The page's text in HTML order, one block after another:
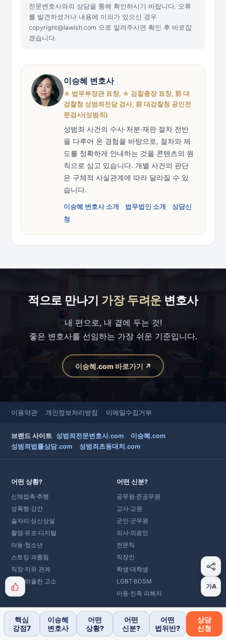
전문변호사와의 상담을 통해 확인하시기 바랍니다. 오류
를 발견하셨거나 내용에 이의가 있으신 경우
copyright@lawlsh.com 으로 알려주시면 확인 후 바로잡
겠습니다.
이승혜 변호사
☆ 법무부장관 표창, ☆ 검찰총장 표창, 前 대
검찰청 성범죄전담 검사, 前 대검찰청 공인전
문검사(성범죄)
성범죄 사건의 수사·처분·재판 절차 전반
을 다루어 온 경험을 바탕으로, 절차와 제
도를 정확하게 안내하는 것을 콘텐츠의 원
칙으로 삼고 있습니다. 개별 사건의 판단
은 구체적 사실관계에 따라 달라질 수 있
습니다.
이승혜 변호사 소개 법무법인 소개
상담신
청
적으로 만나기 가장 두려운변호사
내 편으로, 내 곁에 두는 것!
좋은 변호사를 선임하는 가장 쉬운 기준입니다.
이승혜.com 바로가기 ↗
이용약관 개인정보처리방침 이메일수집거부
브랜드 사이트 성범죄전문변호사.com
이승혜.com
성범죄법률상담.com
성범죄초동대처.com
어떤 상황?
신체접촉·추행
성폭행·강간
술자리·심신상실
촬영·유포·디지털
아동·청소년
스토킹·괴롭힘
직장·지위 관계
무고·억울한 고소
어떤 신분?
공무원·준공무원
교사·교원
군인·군무원
의사·의료인
전문직
직장인
학생·대학생
LGBT·BDSM
아동·친족 피해자
어떤 법위반?
성범죄 법전
서고
종결사례DB
가A
핵심
강점7
이승혜
변호사
어떤
상황?
어떤
신분?
어떤
법위반?
상담
신청